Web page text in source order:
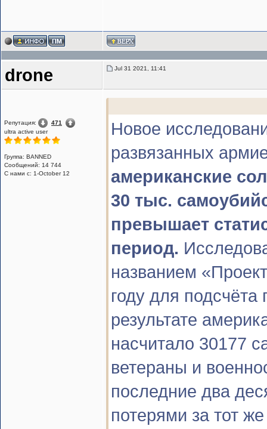
drone Jul 31 2021, 11:41
Репутация:
471
ultra active user
Группа: BANNED
Сообщений: 14 744
С нами с: 1-October 12
Новое
развязанных
американские
30 тыс.
превышает
период.
названием
году для
результате
насчитало 30177
ветераны и
последние два
потерями за тот